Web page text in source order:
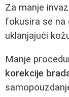
Za manje
fokusira se na
uklanjajući
Manje
korekcije